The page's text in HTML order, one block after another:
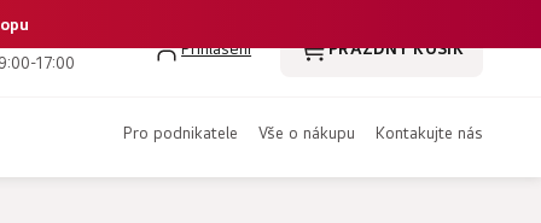
386 350 461
17:00
Přihlášení
NÁKUPNÍ
PRÁZDNÝ KOŠÍK
pro podnikatele vše o nákupu kontakujte nás